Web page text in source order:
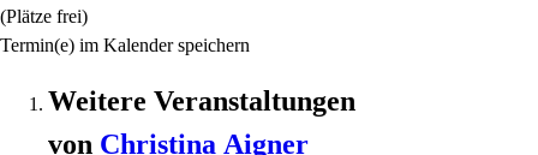
(Plätze frei)
Termin(e) im Kalender speichern
Weitere Veranstaltungen
von Christina Aigner